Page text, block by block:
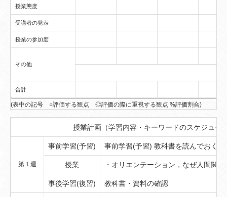
授業態度
受講者の発表
授業の参加度
その他
合計
(表中の記号 ○評価する観点 ◎評価の際に重視する観点 %評価割合)
授業計画（学習内容・キーワードのスケジュー
第１週
事前学習(予習) 事前学習(予習) 教科書を読んでおくこ
授業 ・オリエンテーション，なぜ人間関
事後学習(復習) 教科書・資料の確認